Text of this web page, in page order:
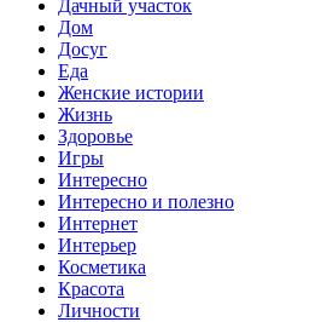
Дачный участок
Дом
Досуг
Еда
Женские истории
Жизнь
Здоровье
Игры
Интересно
Интересно и полезно
Интернет
Интерьер
Косметика
Красота
Личности